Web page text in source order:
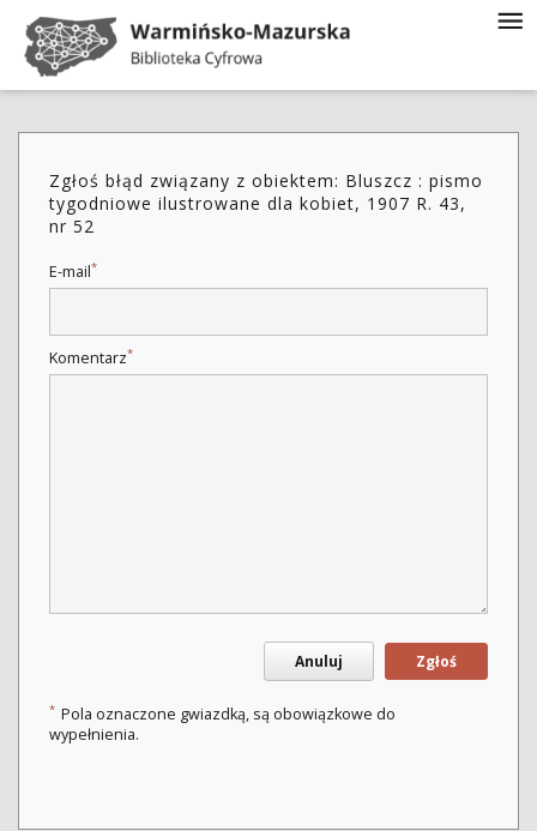
Zgłoś błąd związany z obiektem: Bluszcz : pismo
tygodniowe ilustrowane dla kobiet, 1907 R. 43,
nr 52
E-mail*
Komentarz*
Anuluj Zgłoś
* Pola oznaczone gwiazdką, są obowiązkowe do
wypełnienia.